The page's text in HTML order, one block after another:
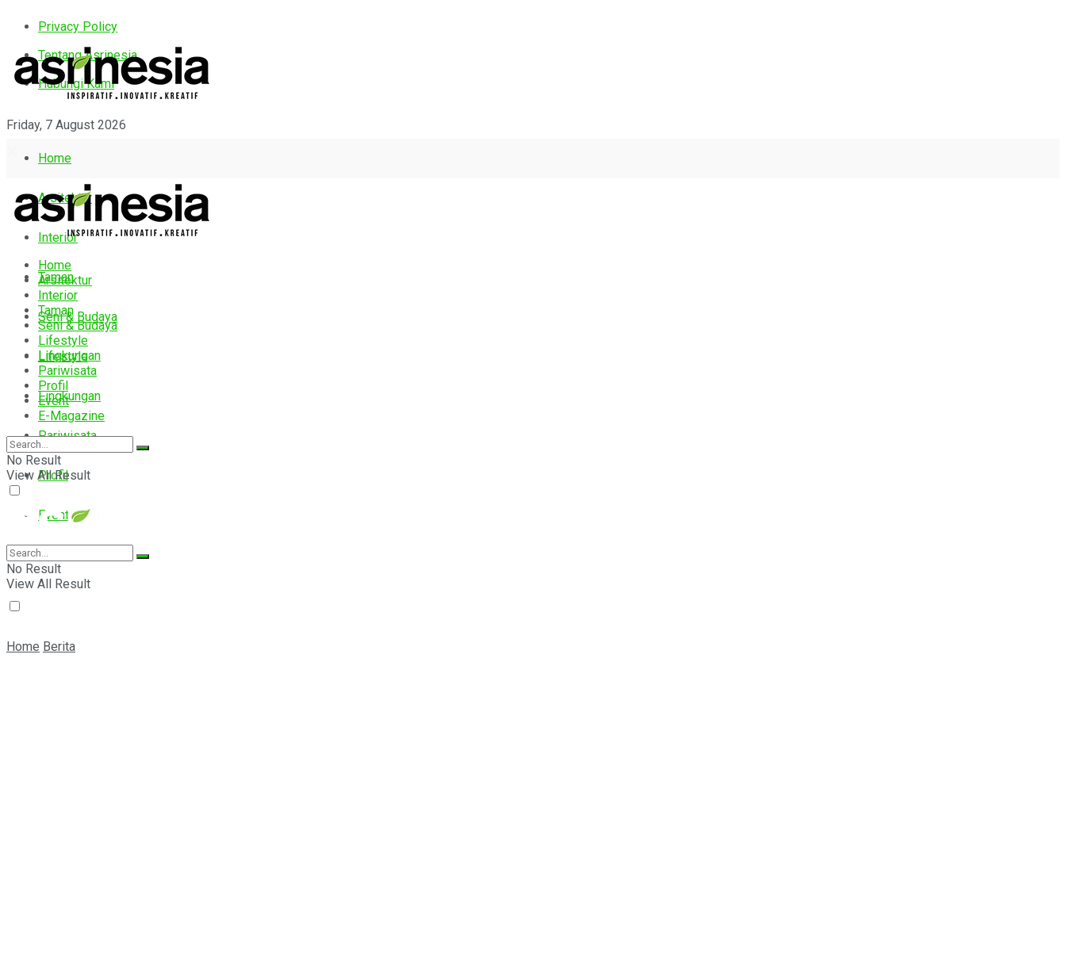
Privacy Policy
Tentang Asrinesia
Hubungi Kami
Friday, 7 August 2026
Home
Arsitektur
Interior
Taman
Seni & Budaya
Lifestyle
Lingkungan
Pariwisata
Profil
Event
E-Magazine
Home
Arsitektur
Interior
Taman
Seni & Budaya
Lifestyle
Lingkungan
Pariwisata
Profil
Event
E-Magazine
No Result
View All Result
No Result
View All Result
Home Berita